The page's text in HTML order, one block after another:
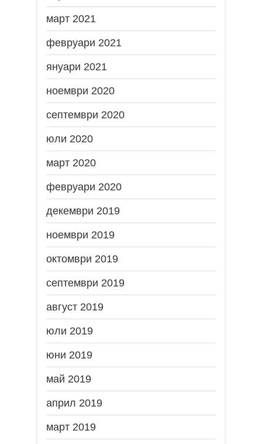
март 2021
февруари 2021
януари 2021
ноември 2020
септември 2020
юли 2020
март 2020
февруари 2020
декември 2019
ноември 2019
октомври 2019
септември 2019
август 2019
юли 2019
юни 2019
май 2019
април 2019
март 2019